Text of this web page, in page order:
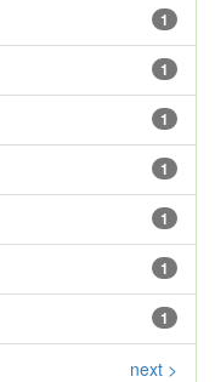
1
1
1
1
1
1
1
next >